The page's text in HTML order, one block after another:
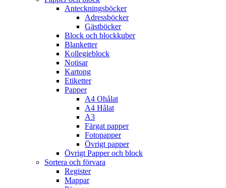
Anteckningsböcker
Adressböcker
Gästböcker
Block och blockkuber
Blanketter
Kollegieblock
Notisar
Kartong
Etiketter
Papper
A4 Ohålat
A4 Hålat
A3
Färgat papper
Fotopapper
Övrigt papper
Övrigt Papper och block
Sortera och förvara
Register
Mappar